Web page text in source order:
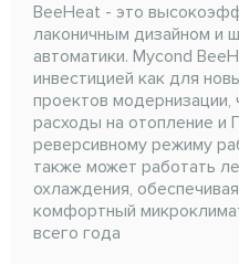
BeeHeat - это
лаконичным дизайном и
автоматики. Mycond
инвестицией как для
проектов модернизации,
расходы на отопление и
реверсивному режиму
также может работать
охлаждения,
комфортный
всего года